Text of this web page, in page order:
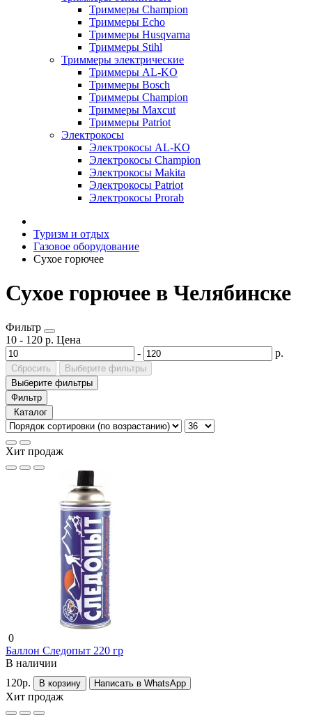
Триммеры Champion
Триммеры Echo
Триммеры Husqvarna
Триммеры Stihl
Триммеры электрические
Триммеры AL-KO
Триммеры Bosch
Триммеры Champion
Триммеры Maxcut
Триммеры Patriot
Электрокосы
Электрокосы AL-KO
Электрокосы Champion
Электрокосы Makita
Электрокосы Patriot
Электрокосы Prorab
Туризм и отдых
Газовое оборудование
Сухое горючее
Сухое горючее в Челябинске
Фильтр
10 - 120 р. Цена
-
р.
Сбросить
Выберите фильтры
Выберите фильтры
Фильтр
Каталог
Хит продаж
0
Баллон Следопыт 220 гр
В наличии
120р.
В корзину Написать в WhatsApp
Хит продаж